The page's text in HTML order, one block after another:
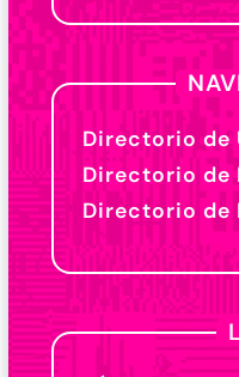
Directorio de
Directorio de
Directorio de